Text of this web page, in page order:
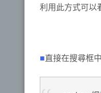
利用此方式可以
■直接在搜尋框